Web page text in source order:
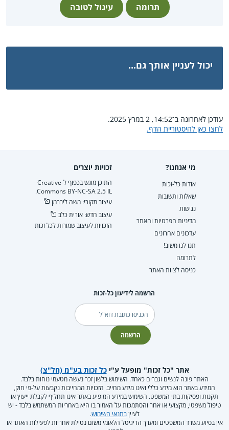
תרומה עיגול לטובה
יכול לעניין אותך גם...
עודכן לאחרונה ב־14:52, 2 במרץ 2025.
לחצו כאן להיסטוריית הדף.
מי אנחנו?
אודות כל-זכות
שאלות ותשובות
נגישות
מדיניות הפרטיות והאתר
עדכונים אחרונים
תנו לנו משוב!
לתרומה
כניסה לצוות האתר
זכויות יוצרים
התוכן מוגש בכפוף ל-Creative
Commons BY-NC-SA 2.5 IL.
עיצוב מקורי: משה ליברמן
עיצוב חדש: אורית כלב
הזכויות לעיצוב שמורות לכל זכות
הרשמה לידיעון כל-זכות
דוא"ל
הרשמה
אתר "כל זכות" מופעל ע"יכל זכות בע"מ (חל"צ)
האתר פונה לנשים וגברים כאחד. השימוש בלשון זכר נעשה מטעמי נוחות בלבד.
המידע באתר הוא מידע כללי ואינו מידע מחייב. הזכויות המחייבות נקבעות על-פי חוק,
תקנות ופסיקות בתי המשפט. השימוש במידע המופיע באתר אינו תחליף לקבלת ייעוץ או
טיפול משפטי, מקצועי או אחר והסתמכות על האמור בו היא באחריות המשתמש בלבד - יש
לעייןבתנאי השימוש.
אין בסיוע משרד המשפטים ומערך הדיגיטל הלאומי משום נטילת אחריות לפעילות האתר או